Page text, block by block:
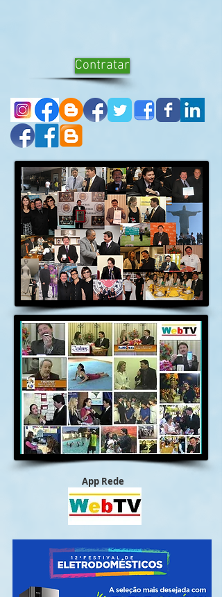
Contratar
App Rede